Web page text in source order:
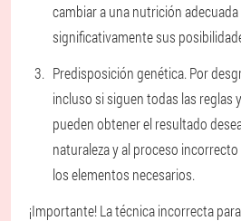
cambiar a una nutrición
significativamente sus
Predisposición genética. Por
incluso si siguen todas las reglas
pueden obtener el resultado
naturaleza y al proceso
los elementos necesarios.
¡Importante! La técnica incorrecta